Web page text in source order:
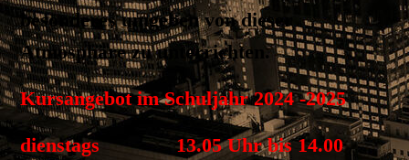
besonderes umgeben von dieser
Atmosphäre zu unterrichten.
Kursangebot im Schuljahr 2024 -2025
dienstags 13.05 Uhr bis 14.00